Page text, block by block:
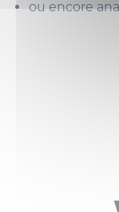
ou encore